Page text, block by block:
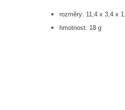
rozměry: 11,4 x 3,4 x
hmotnost: 18 g